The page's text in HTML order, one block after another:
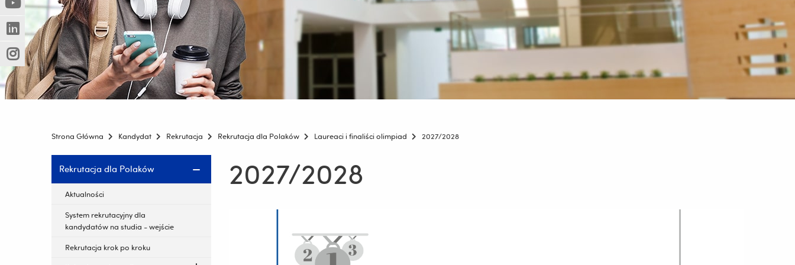
innej
strony)
(Nowe
okno)
(Link
do
innej
strony)
(Nowe
okno)
(Link
do
innej
strony)
(Nowe
okno)
(Link
do
innej
strony)
Strona Główna Kandydat Rekrutacja Rekrutacja dla Polaków Laureaci i finaliści olimpiad 2027/2028
Pomiń
nawigację
do
treści
Rekrutacja dla Polaków
Aktualności
System rekrutacyjny dla
kandydatów na studia - wejście
Rekrutacja krok po kroku
2027/2028